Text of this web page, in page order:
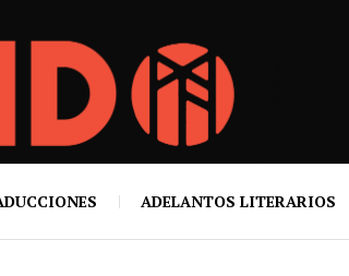
ADELANTOS LITERARIOS